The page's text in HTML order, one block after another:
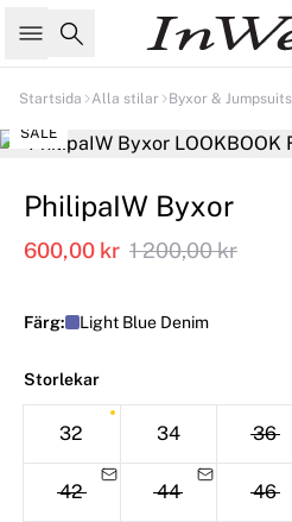
Sök
Startsida Alla stilar Byxor & Jumpsuits
SALE
PhilipaIW Byxor
600,00 kr 1 200,00 kr
Färg: Light Blue Denim
Storlekar
32 34 36
42 44 46